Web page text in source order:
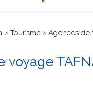
> Tourisme > Agences de
voyage